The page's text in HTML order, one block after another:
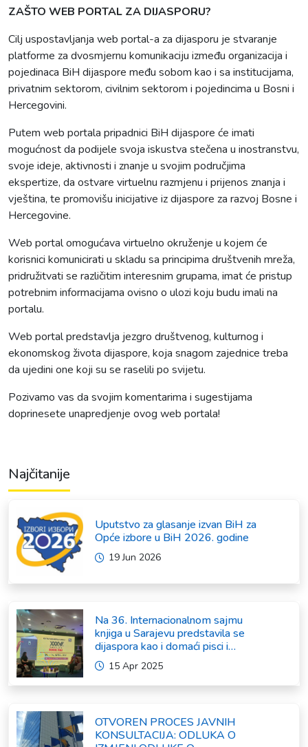
ZAŠTO WEB PORTAL ZA DIJASPORU?
Cilj uspostavljanja web portal-a za dijasporu je stvaranje
platforme za dvosmjernu komunikaciju između organizacija i
pojedinaca BiH dijaspore među sobom kao i sa institucijama,
privatnim sektorom, civilnim sektorom i pojedincima u Bosni i
Hercegovini.
Putem web portala pripadnici BiH dijaspore će imati
mogućnost da podijele svoja iskustva stečena u inostranstvu,
svoje ideje, aktivnosti i znanje u svojim područjima
ekspertize, da ostvare virtuelnu razmjenu i prijenos znanja i
vještina, te promovišu inicijative iz dijaspore za razvoj Bosne i
Hercegovine.
Web portal omogućava virtuelno okruženje u kojem će
korisnici komunicirati u skladu sa principima društvenih mreža,
pridružitvati se različitim interesnim grupama, imat će pristup
potrebnim informacijama ovisno o ulozi koju budu imali na
portalu.
Web portal predstavlja jezgro društvenog, kulturnog i
ekonomskog života dijaspore, koja snagom zajednice treba
da ujedini one koji su se raselili po svijetu.
Pozivamo vas da svojim komentarima i sugestijama
doprinesete unapredjenje ovog web portala!
Najčitanije
Uputstvo za glasanje izvan BiH za
Opće izbore u BiH 2026. godine
19 Jun 2026
Na 36. Internacionalnom sajmu
knjiga u Sarajevu predstavila se
dijaspora kao i domaći pisci i
umjetnici
15 Apr 2025
OTVOREN PROCES JAVNIH
KONSULTACIJA: ODLUKA O